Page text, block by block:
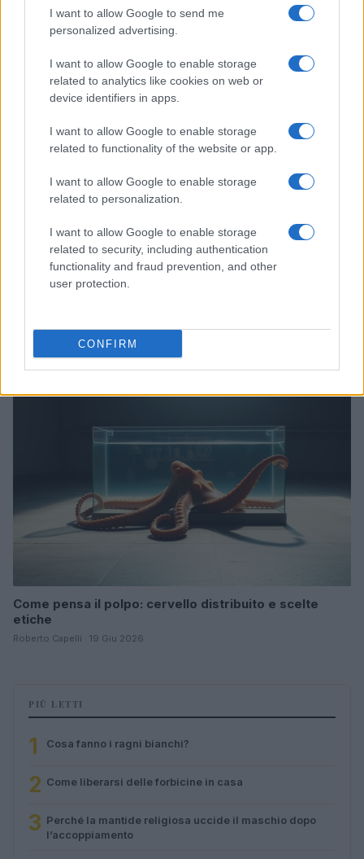
I want to allow Google to send me
personalized advertising.
I want to allow Google to enable storage
related to analytics like cookies on web or
device identifiers in apps.
I want to allow Google to enable storage
related to functionality of the website or app.
I want to allow Google to enable storage
related to personalization.
I want to allow Google to enable storage
related to security, including authentication
functionality and fraud prevention, and other
user protection.
CONFIRM
Setup del terrario per invertebrati: substrati, umidità
e ventilazione
INVERTEBRATI
Matteo Pellegrino · 4 Lug 2026
Come pensa il polpo: cervello distribuito e scelte
etiche
Roberto Capelli · 19 Giu 2026
PIÙ LETTI
1 Cosa fanno i ragni bianchi?
2 Come liberarsi delle forbicine in casa
3 Perché la mantide religiosa uccide il maschio dopo
l’accoppiamento